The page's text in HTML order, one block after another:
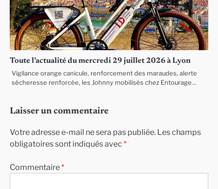
Toute l’actualité du mercredi 29 juillet 2026 à Lyon
Vigilance orange canicule, renforcement des maraudes, alerte
sécheresse renforcée, les Johnny mobilisés chez Entourage…
Laisser un commentaire
Votre adresse e-mail ne sera pas publiée. Les champs
obligatoires sont indiqués avec *
Commentaire*